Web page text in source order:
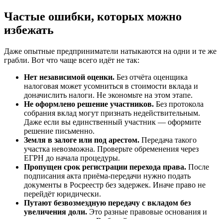
Частые ошибки, которых можно
избежать
Даже опытные предприниматели натыкаются на одни и те же
грабли. Вот что чаще всего идёт не так:
Нет независимой оценки. Без отчёта оценщика
налоговая может усомниться в стоимости вклада и
доначислить налоги. Не экономьте на этом этапе.
Не оформлено решение участников. Без протокола
собрания вклад могут признать недействительным.
Даже если вы единственный участник — оформите
решение письменно.
Земля в залоге или под арестом. Передача такого
участка невозможна. Проверьте обременения через
ЕГРН до начала процедуры.
Пропущен срок регистрации перехода права. После
подписания акта приёма-передачи нужно подать
документы в Росреестр без задержек. Иначе право не
перейдёт юридически.
Путают безвозмездную передачу с вкладом без
увеличения доли. Это разные правовые основания и